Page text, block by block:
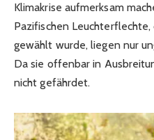
Klimakrise aufmerksam
Pazifischen Leuchterflechte,
gewählt wurde, liegen nur
Da sie offenbar in
nicht gefährdet.